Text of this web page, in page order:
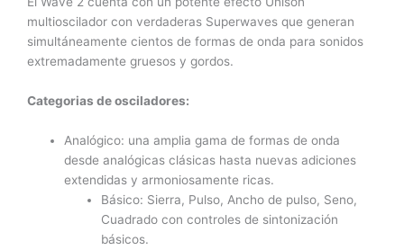
multioscilador con verdaderas Superwaves que generan
simultáneamente cientos de formas de onda para sonidos
extremadamente gruesos y gordos.
Categorias de osciladores:
Analógico: una amplia gama de formas de onda
desde analógicas clásicas hasta nuevas adiciones
extendidas y armoniosamente ricas.
Básico: Sierra, Pulso, Ancho de pulso, Seno,
Cuadrado con controles de sintonización
básicos.